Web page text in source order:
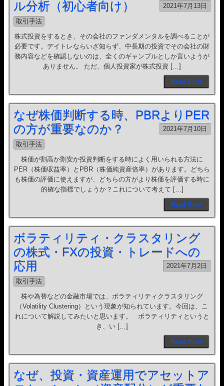
ル分析（初心者向け）
2021年7月13日
取引手法
株式投資をするとき、その会社のファンダメンタルを調べることが
必要です。デイトレならいざ知らず、中長期の投資でその会社の財
務内容などを確認しないのは、全くのギャンブルとしか言いようが
ありません。 ただ、個人投資家が株式投資 […]
Read Post
なぜ株価判断する時、PBRよりPER
の方が重要なのか？
2021年7月10日
取引手法
株価が割高か割安か投資判断をする時によく用いられる方法に
PER（株価収益率）とPBR（株価純資産倍率）があります。どちら
も株価の評価に使えますが、どちらの方がより株価を評価する時に
的確な指標でしょうか？これについて考えて […]
Read Post
ボラティリティ・クラスタリング
の株式・FXの投資・トレードへの
応用
2021年7月2日
取引手法
株や為替などの金融市場では、ボラティリティクラスタリング
（Volatility Clustering）という現象が知られています。今回は、こ
れについて解説してみたいと思います。 ボラティリティというと
き、い […]
Read Post
なぜ、投資・資産運用でアセットア